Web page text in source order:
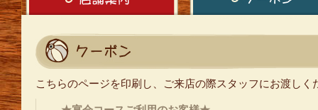
こちらのページを印刷し、ご来店の際スタッフにお渡しく